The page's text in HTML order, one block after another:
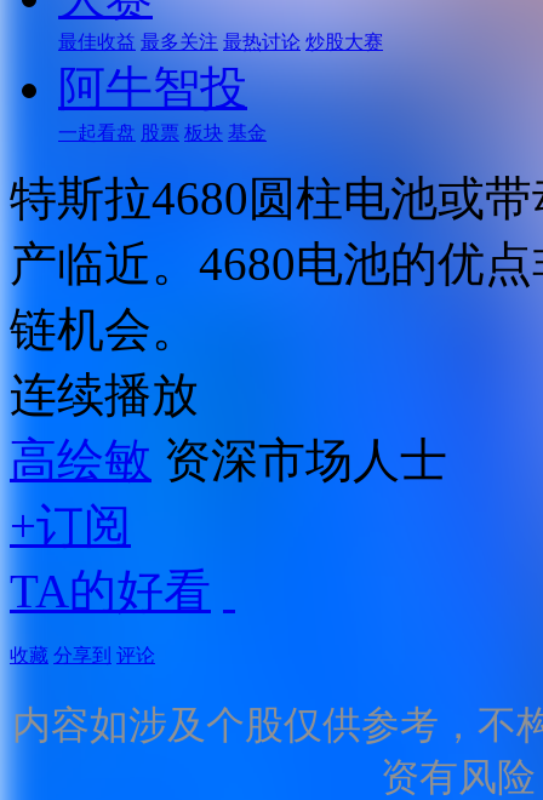
最佳收益 最多关注 最热讨论 炒股大赛
阿牛智投
一起看盘 股票 板块 基金
特斯拉4680圆柱电池或
产临近。4680电池的优
链机会。
连续播放
高绘敏 资深市场人士
+订阅
TA的好看
收藏 分享到 评论
内容如涉及个股仅供参考，不
资有风